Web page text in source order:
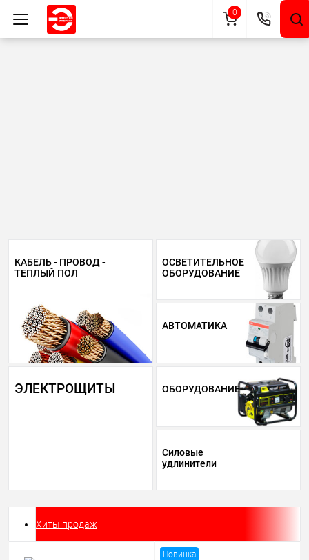
КАБЕЛЬ - ПРОВОД -
ТЕПЛЫЙ ПОЛ
ОСВЕТИТЕЛЬНОЕ
ОБОРУДОВАНИЕ
АВТОМАТИКА
ЭЛЕКТРОЩИТЫ ОБОРУДОВАНИЕ
Силовые
удлинители
Хиты продаж
Новинка
0